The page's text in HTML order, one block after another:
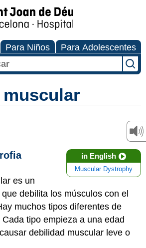
Para Niños Para Adolescentes
in English
Muscular Dystrophy
es un
que debilita los músculos con el
muchos tipos diferentes de
tipo empieza a una edad
debilidad muscular leve o